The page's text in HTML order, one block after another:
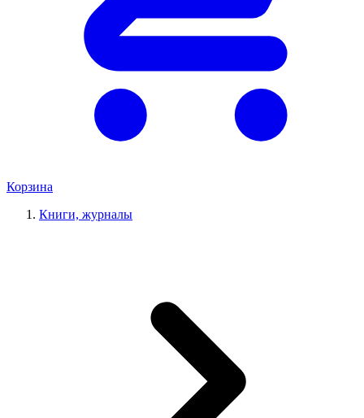
Корзина
Книги, журналы